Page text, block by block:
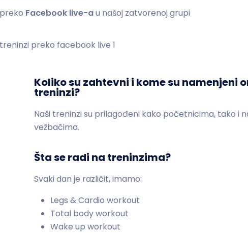
Facebook live-au našoj zatvorenoj grupi
Koliko su zahtevni i kome su namenjeni
treninzi?
Naši treninzi su prilagođeni kako početnicima, tako i
vežbačima.
Šta se radi na treninzima?
Svaki dan je različit, imamo:
Legs & Cardio workout
Total body workout
Wake up workout